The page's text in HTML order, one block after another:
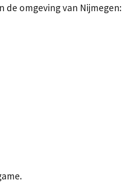
omgeving van Nijmegen: